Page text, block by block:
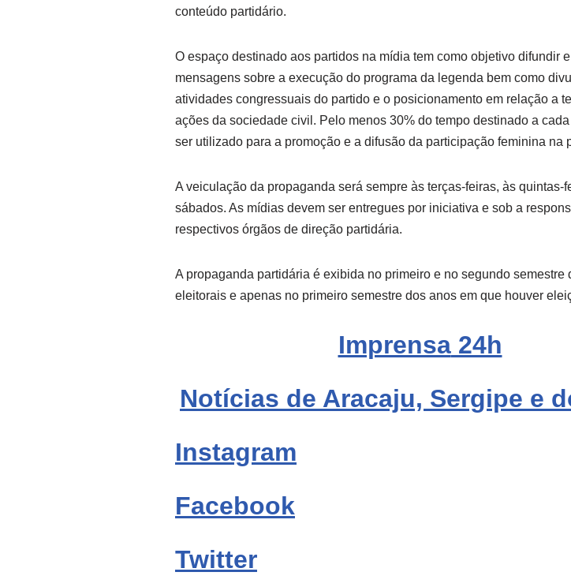
conteúdo partidário.
O espaço destinado aos partidos na mídia tem como objetivo difundir
mensagens sobre a execução do programa da legenda bem como
atividades congressuais do partido e o posicionamento em relação a
ações da sociedade civil. Pelo menos 30% do tempo destinado a
ser utilizado para a promoção e a difusão da participação feminina na
A veiculação da propaganda será sempre às terças-feiras, às quintas-
sábados. As mídias devem ser entregues por iniciativa e sob a
respectivos órgãos de direção partidária.
A propaganda partidária é exibida no primeiro e no segundo semestre
eleitorais e apenas no primeiro semestre dos anos em que houver
Imprensa24h
Notícias de Aracaju, Sergipe e
Instagram
Facebook
Twitter